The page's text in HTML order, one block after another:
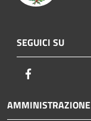
SEGUICI SU
AMMINISTRAZIONE